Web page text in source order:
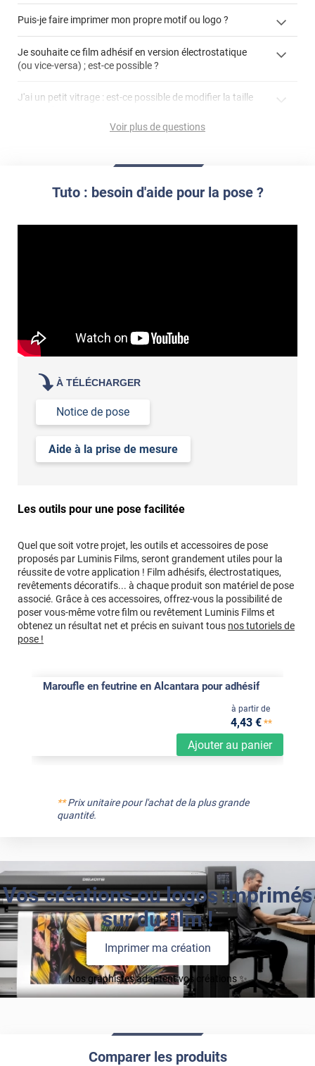
cet article
cet
article
enlever et stocker
Puis-je faire imprimer mon propre motif ou logo ?
personnaliser
Je souhaite ce film adhésif en version électrostatique
(ou vice-versa) ; est-ce possible ?
J'ai un petit vitrage : est-ce possible de modifier la taille
impression personnalisée
Voir plus de questions
Tuto : besoin d'aide pour la pose ?
À TÉLÉCHARGER
Notice de pose
Aide à la prise de mesure
Les outils pour une pose facilitée
Quel que soit votre projet, les outils et accessoires de pose
proposés par Luminis Films, seront grandement utiles pour la
réussite de votre application ! Film adhésifs, électrostatiques,
revêtements décoratifs... à chaque produit son matériel de pose
associé. Grâce à ces accessoires, offrez-vous la possibilité de
poser vous-même votre film ou revêtement Luminis Films et
obtenez un résultat net et précis en suivant tous nos tutoriels de
pose !
Maroufle en feutrine en Alcantara pour adhésif
Ajouter au panier
à partir de
4,43 €**
**Prix unitaire pour l'achat de la plus grande
quantité.
Vos créations ou logos imprimés
sur du film !
Imprimer ma création
Nos graphistes adaptent vos créations ✨
Comparer les produits